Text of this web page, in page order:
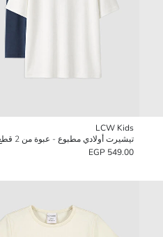
LCW Kids
تيشيرت أولادي مطبوع - عبوة من 2 قطع
549.00 EGP